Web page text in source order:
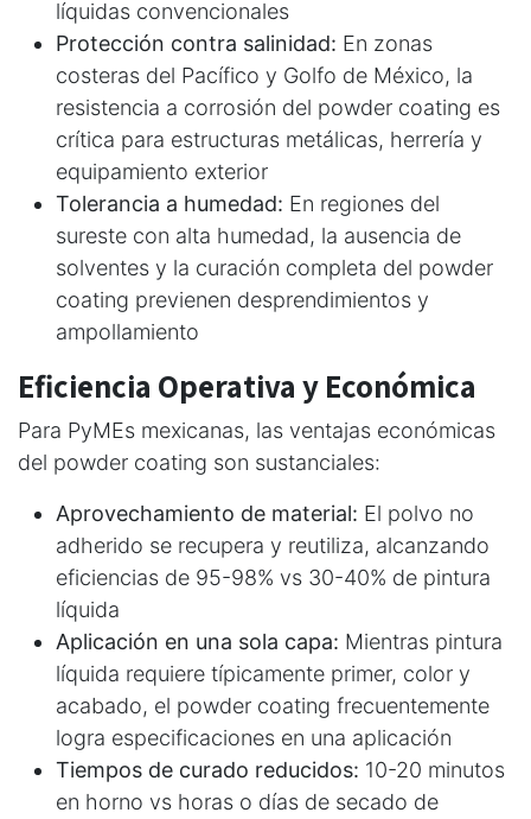
líquidas convencionales
Protección contra salinidad: En zonas
costeras del Pacífico y Golfo de México, la
resistencia a corrosión del powder coating es
crítica para estructuras metálicas, herrería y
equipamiento exterior
Tolerancia a humedad: En regiones del
sureste con alta humedad, la ausencia de
solventes y la curación completa del powder
coating previenen desprendimientos y
ampollamiento
Eficiencia Operativa y Económica
Para PyMEs mexicanas, las ventajas económicas
del powder coating son sustanciales:
Aprovechamiento de material: El polvo no
adherido se recupera y reutiliza, alcanzando
eficiencias de 95-98% vs 30-40% de pintura
líquida
Aplicación en una sola capa: Mientras pintura
líquida requiere típicamente primer, color y
acabado, el powder coating frecuentemente
logra especificaciones en una aplicación
Tiempos de curado reducidos: 10-20 minutos
en horno vs horas o días de secado de